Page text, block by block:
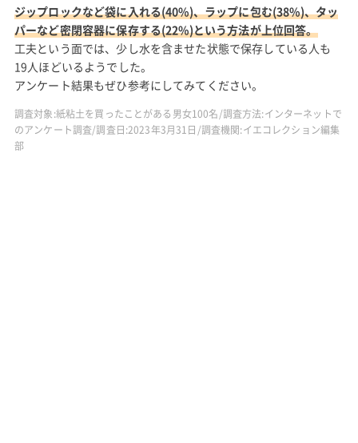
ジップロックなど袋に入れる(40%)、ラップに包む(38%)、タッ
パーなど密閉容器に保存する(22%)という方法が上位回答。
工夫という面では、少し水を含ませた状態で保存している人も
19人ほどいるようでした。
アンケート結果もぜひ参考にしてみてください。
調査対象:紙粘土を買ったことがある男女100名/調査方法:インターネットで
のアンケート調査/調査日:2023年3月31日/調査機関:イエコレクション編集
部